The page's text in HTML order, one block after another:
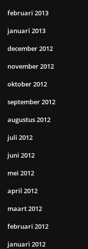
februari 2013
januari 2013
december 2012
november 2012
oktober 2012
september 2012
augustus 2012
juli 2012
juni 2012
mei 2012
april 2012
maart 2012
februari 2012
januari 2012